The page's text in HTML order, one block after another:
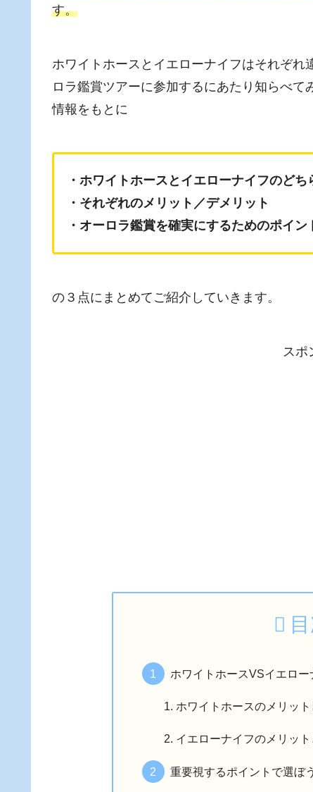
す。
ホワイトホースとイエローナイフはそれぞ
ロラ鑑賞ツアーに参加するにあたり知らべ
情報をもとに
・ホワイトホースとイエローナイフのどち
・それぞれのメリット／デメリット
・オーロラ鑑賞を確実にするためのポイン
の３点にまとめてご紹介していきます。
スポ
ホワイトホースVSイエロー
ホワイトホースのメリット
イエローナイフのメリット
重要視するポイントで選ぼう